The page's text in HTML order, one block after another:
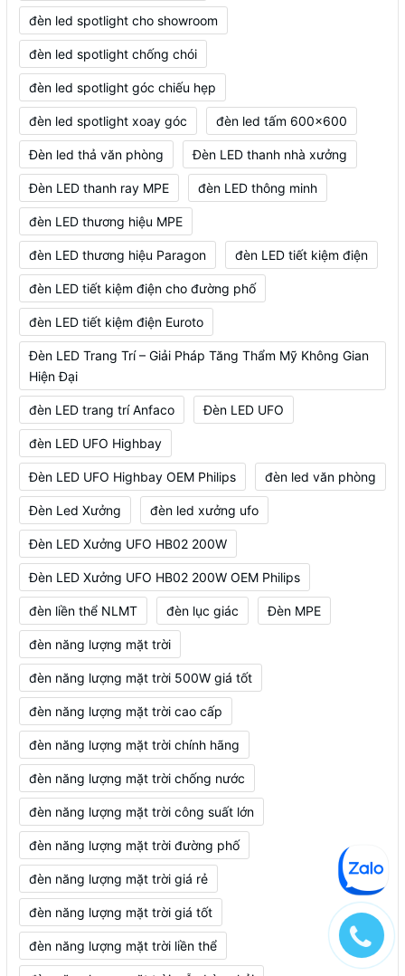
đèn led spotlight cho showroom
đèn led spotlight chống chói
đèn led spotlight góc chiếu hẹp
đèn led spotlight xoay góc đèn led tấm 600x600
Đèn led thả văn phòng Đèn LED thanh nhà xưởng
Đèn LED thanh ray MPE đèn LED thông minh
đèn LED thương hiệu MPE
đèn LED thương hiệu Paragon đèn LED tiết kiệm điện
đèn LED tiết kiệm điện cho đường phố
đèn LED tiết kiệm điện Euroto
Đèn LED Trang Trí – Giải Pháp Tăng Thẩm Mỹ Không Gian
Hiện Đại
đèn LED trang trí Anfaco Đèn LED UFO
đèn LED UFO Highbay
Đèn LED UFO Highbay OEM Philips đèn led văn phòng
Đèn Led Xưởng đèn led xưởng ufo
Đèn LED Xưởng UFO HB02 200W
Đèn LED Xưởng UFO HB02 200W OEM Philips
đèn liền thể NLMT đèn lục giác Đèn MPE
đèn năng lượng mặt trời
đèn năng lượng mặt trời 500W giá tốt
đèn năng lượng mặt trời cao cấp
đèn năng lượng mặt trời chính hãng
đèn năng lượng mặt trời chống nước
đèn năng lượng mặt trời công suất lớn
đèn năng lượng mặt trời đường phố
đèn năng lượng mặt trời giá rẻ
đèn năng lượng mặt trời giá tốt
đèn năng lượng mặt trời liền thể